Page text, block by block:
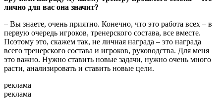
лично для вас она значит?
– Вы знаете, очень приятно. Конечно, что это работа всех – в
первую очередь игроков, тренерского состава, все вместе.
Поэтому это, скажем так, не личная награда – это награда
всего тренерского состава и игроков, руководства. Для меня
это важно. Нужно ставить новые задачи, нужно очень много
расти, анализировать и ставить новые цели.
реклама
реклама